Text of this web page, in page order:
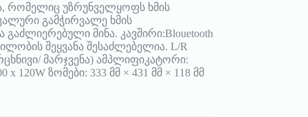
რომელიც უზრუნველყოფს ხმის
გამჭირვალე ხმის
მინა. კავშირი:Blouetooth
შეყვანა შესაძლებელია. L/R
მარჯვენა) ამპლიფიკატორი:
120W ზომები: 333 მმ × 431 მმ × 118 მმ